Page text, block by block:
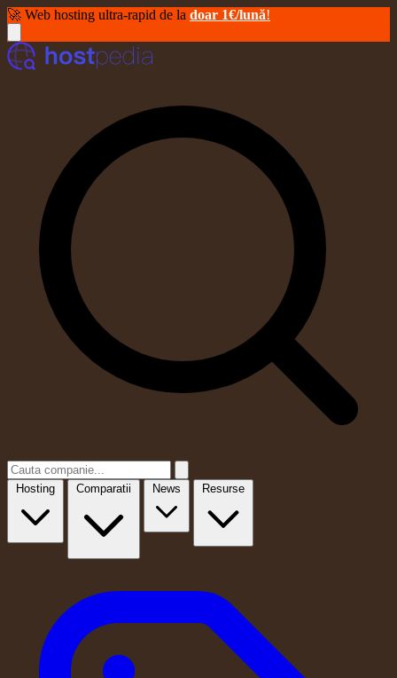
🚀 Web hosting ultra-rapid de la doar 1€/lună!
Hosting Comparatii News Resurse